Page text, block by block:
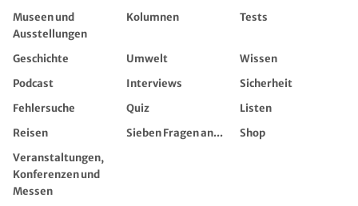
Museen und
Ausstellungen
Kolumnen Tests
Geschichte Umwelt
Wissen
Podcast
Interviews
Sicherheit
Fehlersuche
Quiz
Listen
Reisen
Sieben Fragen an...
Shop
Veranstaltungen,
Konferenzen und
Messen